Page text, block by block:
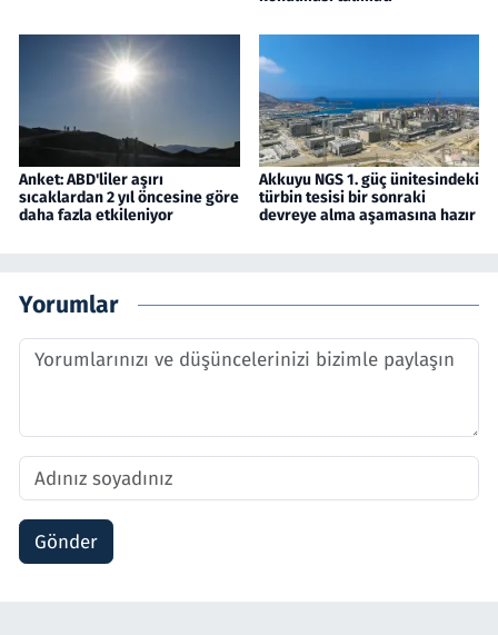
Anket: ABD'liler aşırı
sıcaklardan 2 yıl öncesine göre
daha fazla etkileniyor
Akkuyu NGS 1. güç ünitesindeki
türbin tesisi bir sonraki
devreye alma aşamasına hazır
Yorumlar
Gönder